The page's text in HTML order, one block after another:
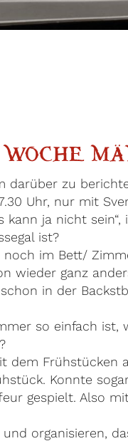
darüber zu
Uhr, nur mit
kann ja nicht
ist?
im Bett/
wieder ganz
in der
so einfach
dem
Konnte
gespielt. Also
organisieren,